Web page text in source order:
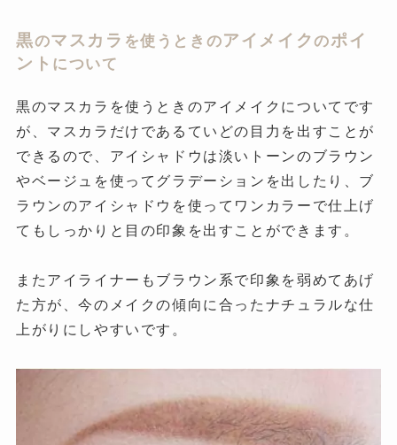
黒のマスカラ を使うときのアイメイクのポイ
ント について
黒のマスカラを使うときのアイメイクについてです
が、マスカラだけであるていどの目力を出すことが
できるので、アイシャドウは淡いトーンのブラウン
やベージュを使ってグラデーションを出したり、ブ
ラウンのアイシャドウを使ってワンカラーで仕上げ
てもしっかりと目の印象を出すことができます。
またアイライナーもブラウン系で印象を弱めてあげ
た方が、今のメイクの傾向に合ったナチュラルな仕
上がりにしやすいです。